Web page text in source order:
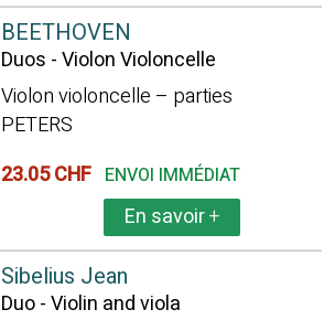
BEETHOVEN
Duos - Violon Violoncelle
Violon violoncelle – parties
PETERS
23.05 CHF ENVOI IMMÉDIAT
En savoir+
Sibelius Jean
Duo - Violin and viola